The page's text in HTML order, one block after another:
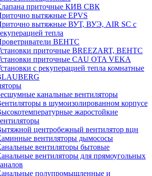
приточные КИВ СВК
вытяжные EPVS
вытяжные ВУТ, ВУЭ, AIR SC с
тепла
ВЕНТС
приточные BREEZART, ВЕНТС
приточные CAU OTA VEKA
с рекуперацией тепла комнатные
канальные вентиляторы
в шумоизолированном корпусе
жаростойкие
центробежный вентилятор вцн
вентиляторы дымососы
вентиляторы бытовые
вентиляторы для прямоугольных
полупромышленные и